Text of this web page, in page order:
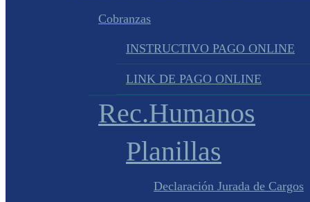
Cobranzas
INSTRUCTIVO PAGO ONLINE
LINK DE PAGO ONLINE
Rec.Humanos
Planillas
Declaración Jurada de Cargos